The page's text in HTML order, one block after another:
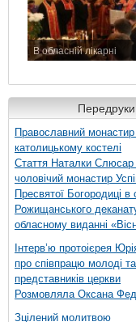
В обласній лікарні
Передруки
Православний
католицькому костелі
Стаття Наталки Слюсар
чоловічий монастир
Пресвятої Богородиці в
Рожищанського
обласному виданні
Інтерв’ю протоієрея
про співпрацю молоді та
представників церкви
Розмовляла Оксана
Зцілений молитвою